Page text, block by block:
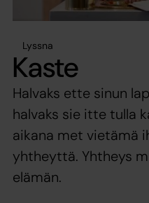
Lyssna
Kaste
Halvaks ette sinun
halvaks sie itte tulla
aikana met vietämä
yhtheyttä. Yhtheys
elämän.